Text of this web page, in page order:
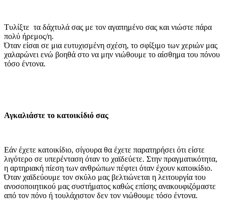
Τυλίξτε τα δάχτυλά σας με τον αγαπημένο σας και νιώστε πάρα
πολύ ήρεμος/η.
Όταν είσαι σε μια ευτυχισμένη σχέση, το σφίξιμο των χεριών μας
χαλαρώνει ενώ βοηθά στο να μην νιώθουμε το αίσθημα του πόνου
τόσο έντονα.
Αγκαλιάστε το κατοικίδιό σας
Εάν έχετε κατοικίδιο, σίγουρα θα έχετε παρατηρήσει ότι είστε
λιγότερο σε υπερένταση όταν το χαϊδεύετε. Στην πραγματικότητα,
η αρτηριακή πίεση των ανθρώπων πέφτει όταν έχουν κατοικίδιο.
Όταν χαϊδεύουμε τον σκύλο μας βελτιώνεται η λειτουργία του
ανοσοποιητικού μας συστήματος καθώς επίσης ανακουφιζόμαστε
από τον πόνο ή τουλάχιστον δεν τον νιώθουμε τόσο έντονα.